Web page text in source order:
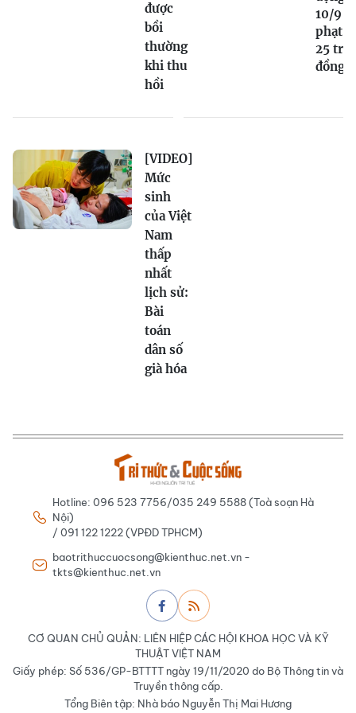
được
bồi
thường
khi thu
hồi
10/9 bị
phạt
25
đồng
[VIDEO]
Mức
sinh
của Việt
Nam
thấp
nhất
lịch sử:
Bài
toán
dân số
già hóa
Hotline: 096 523 7756/035 249 5588 (Toà soạn Hà
Nội)
/ 091 122 1222 (VPĐD TPHCM)
baotrithuccuocsong@kienthuc.net.vn -
tkts@kienthuc.net.vn
CƠ QUAN CHỦ QUẢN: LIÊN HIỆP CÁC HỘI KHOA HỌC VÀ KỸ
THUẬT VIỆT NAM
Giấy phép: Số 536/GP-BTTTT ngày 19/11/2020 do Bộ Thông tin và
Truyền thông cấp.
Tổng Biên tập: Nhà báo Nguyễn Thị Mai Hương